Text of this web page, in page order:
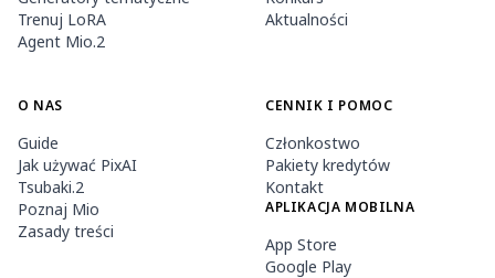
Trenuj LoRA
Agent Mio.2
Aktualności
O NAS
Guide
Jak używać PixAI
Tsubaki.2
Poznaj Mio
Zasady treści
CENNIK I POMOC
Członkostwo
Pakiety kredytów
Kontakt
APLIKACJA MOBILNA
App Store
Google Play